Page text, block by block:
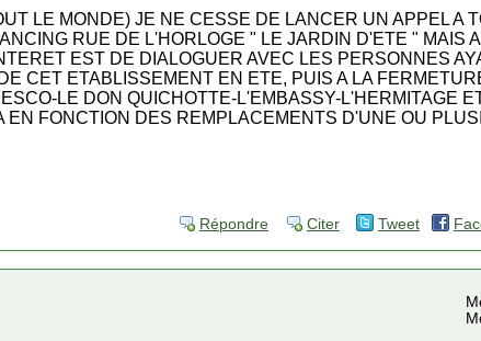
LE MONDE) JE NE CESSE DE LANCER UN APPEL A
RUE DE L'HORLOGE " LE JARDIN D'ETE " MAIS
EST DE DIALOGUER AVEC LES PERSONNES
CET ETABLISSEMENT EN ETE, PUIS A LA
LE DON QUICHOTTE-L'EMBASSY-L'HERMITAGE
FONCTION DES REMPLACEMENTS D'UNE OU
Répondre Citer Tweet